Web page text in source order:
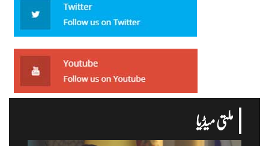
ملتی میڈیا